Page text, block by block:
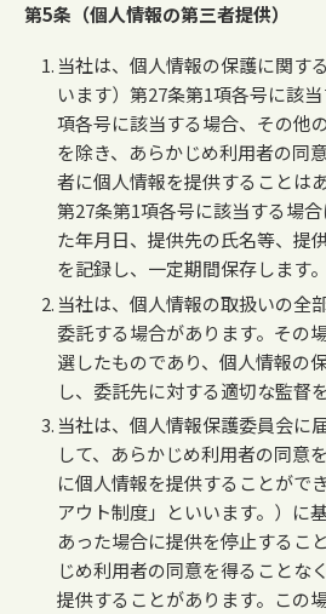
第5条（個人情報の第三者提供）
当社は、個人情報の保護に関す
います）第27条第1項各号に該
項各号に該当する場合、その他
を除き、あらかじめ利用者の同
者に個人情報を提供することは
第27条第1項各号に該当する場
た年月日、提供先の氏名等、提
を記録し、一定期間保存します。
当社は、個人情報の取扱いの全
委託する場合があります。その
選したものであり、個人情報の
し、委託先に対する適切な監督
当社は、個人情報保護委員会に
して、あらかじめ利用者の同意
に個人情報を提供することがで
アウト制度」といいます。）に
あった場合に提供を停止するこ
じめ利用者の同意を得ることな
提供することがあります。この